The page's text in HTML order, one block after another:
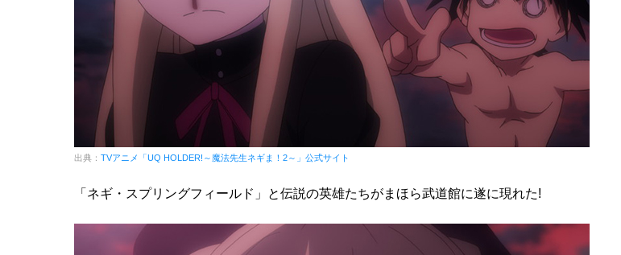
出典： TVアニメ「UQ HOLDER!～魔法先生ネギま！2～」公式サイト
「ネギ・スプリングフィールド」と伝説の英雄たちがまほら武道館に遂に現れた!